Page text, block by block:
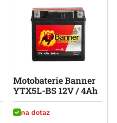
na dotaz
Motobaterie Banner
YTX5L-BS 12V / 4Ah